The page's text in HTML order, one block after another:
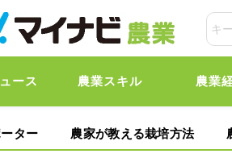
ース 農業スキル 農業
ター 農家が教える栽培方法